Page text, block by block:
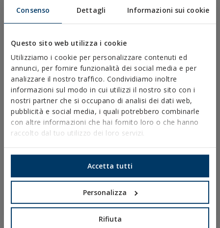
Consenso Dettagli Informazioni sui cookie
Questo sito web utilizza i cookie
Utilizziamo i cookie per personalizzare contenuti ed
annunci, per fornire funzionalità dei social media e per
analizzare il nostro traffico. Condividiamo inoltre
informazioni sul modo in cui utilizzi il nostro sito con i
nostri partner che si occupano di analisi dei dati web,
pubblicità e social media, i quali potrebbero combinarle
con altre informazioni che hai fornito loro o che hanno
raccolto dal tuo utilizzo dei loro servizi.
Accetta tutti
Personalizza
Rifiuta
DOP
RISORSE CYPE
Avviso Legale
Politica sulla Privacy
Politica sui Cookie
Condizioni di Vendita
PRODOTTI